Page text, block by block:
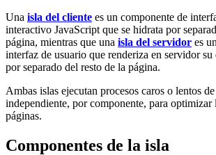
Una isla del cliente es un componente de
interactivo JavaScript que se hidrata por
página, mientras que una isla del servidor es
interfaz de usuario que renderiza en servidor
por separado del resto de la página.
Ambas islas ejecutan procesos caros o lentos
independiente, por componente, para optimizar
páginas.
Componentes de la isla